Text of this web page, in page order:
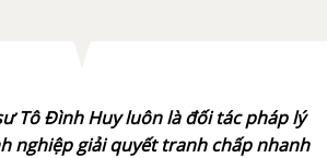
Tô Đình Huy luôn là đối tác pháp lý
nghiệp giải quyết tranh chấp nhanh